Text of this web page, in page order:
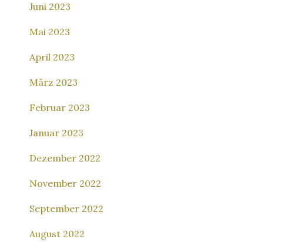
Juni 2023
Mai 2023
April 2023
März 2023
Februar 2023
Januar 2023
Dezember 2022
November 2022
September 2022
August 2022